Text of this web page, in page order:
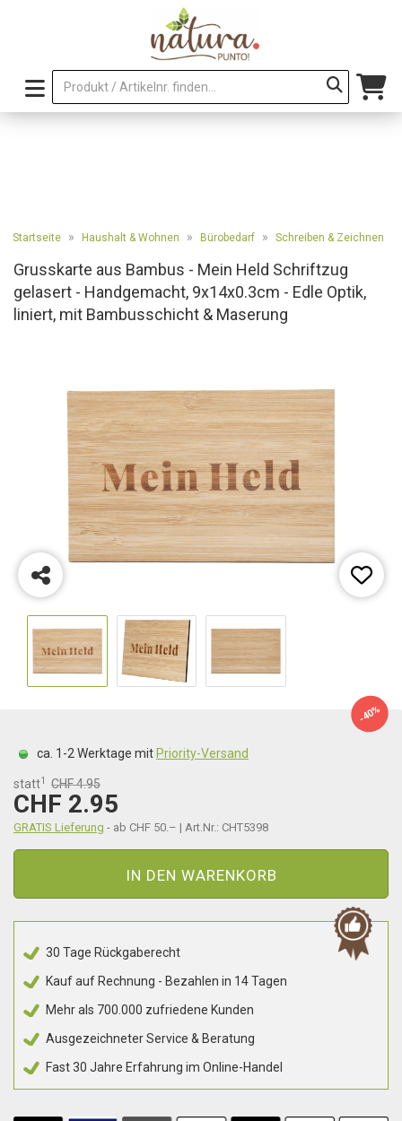
Startseite » Haushalt & Wohnen » Bürobedarf » Schreiben & Zeichnen
Grusskarte aus Bambus - Mein Held Schriftzug
gelasert - Handgemacht, 9x14x0.3cm - Edle Optik,
liniert, mit Bambusschicht & Maserung
-40%
ca. 1-2 Werktage mit Priority-Versand
statt1 CHF 4.95
CHF 2.95
GRATIS Lieferung - ab CHF 50.– | Art.Nr.: CHT5398
IN DEN WARENKORB
30 Tage Rückgaberecht
Kauf auf Rechnung - Bezahlen in 14 Tagen
Mehr als 700.000 zufriedene Kunden
Ausgezeichneter Service & Beratung
Fast 30 Jahre Erfahrung im Online-Handel